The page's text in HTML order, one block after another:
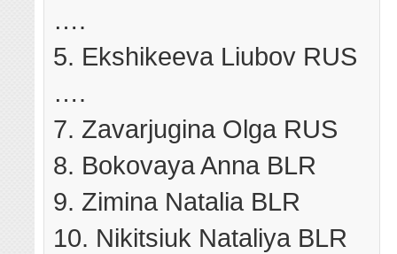
….
5. Ekshikeeva Liubov RUS
….
7. Zavarjugina Olga RUS
8. Bokovaya Anna BLR
9. Zimina Natalia BLR
10. Nikitsiuk Nataliya BLR